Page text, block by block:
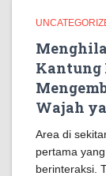
Kantung
Wajah
Area di
pertama
berinteraksi.